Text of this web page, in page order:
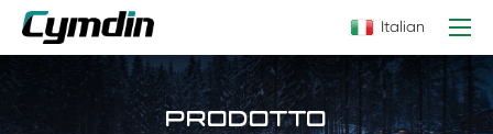
Italian
PRODOTTO